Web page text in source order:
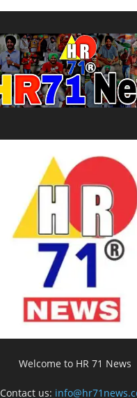
Welcome to HR 71 News
Contact us: